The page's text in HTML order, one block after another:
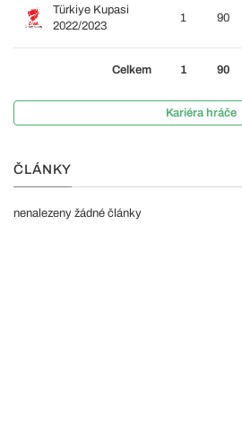
Türkiye Kupasi
2022/2023
1 90
Celkem 1 90
Kariéra hráče
ČLÁNKY
nenalezeny žádné články